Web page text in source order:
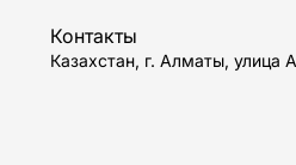
Контакты
Казахстан, г. Алматы, улица